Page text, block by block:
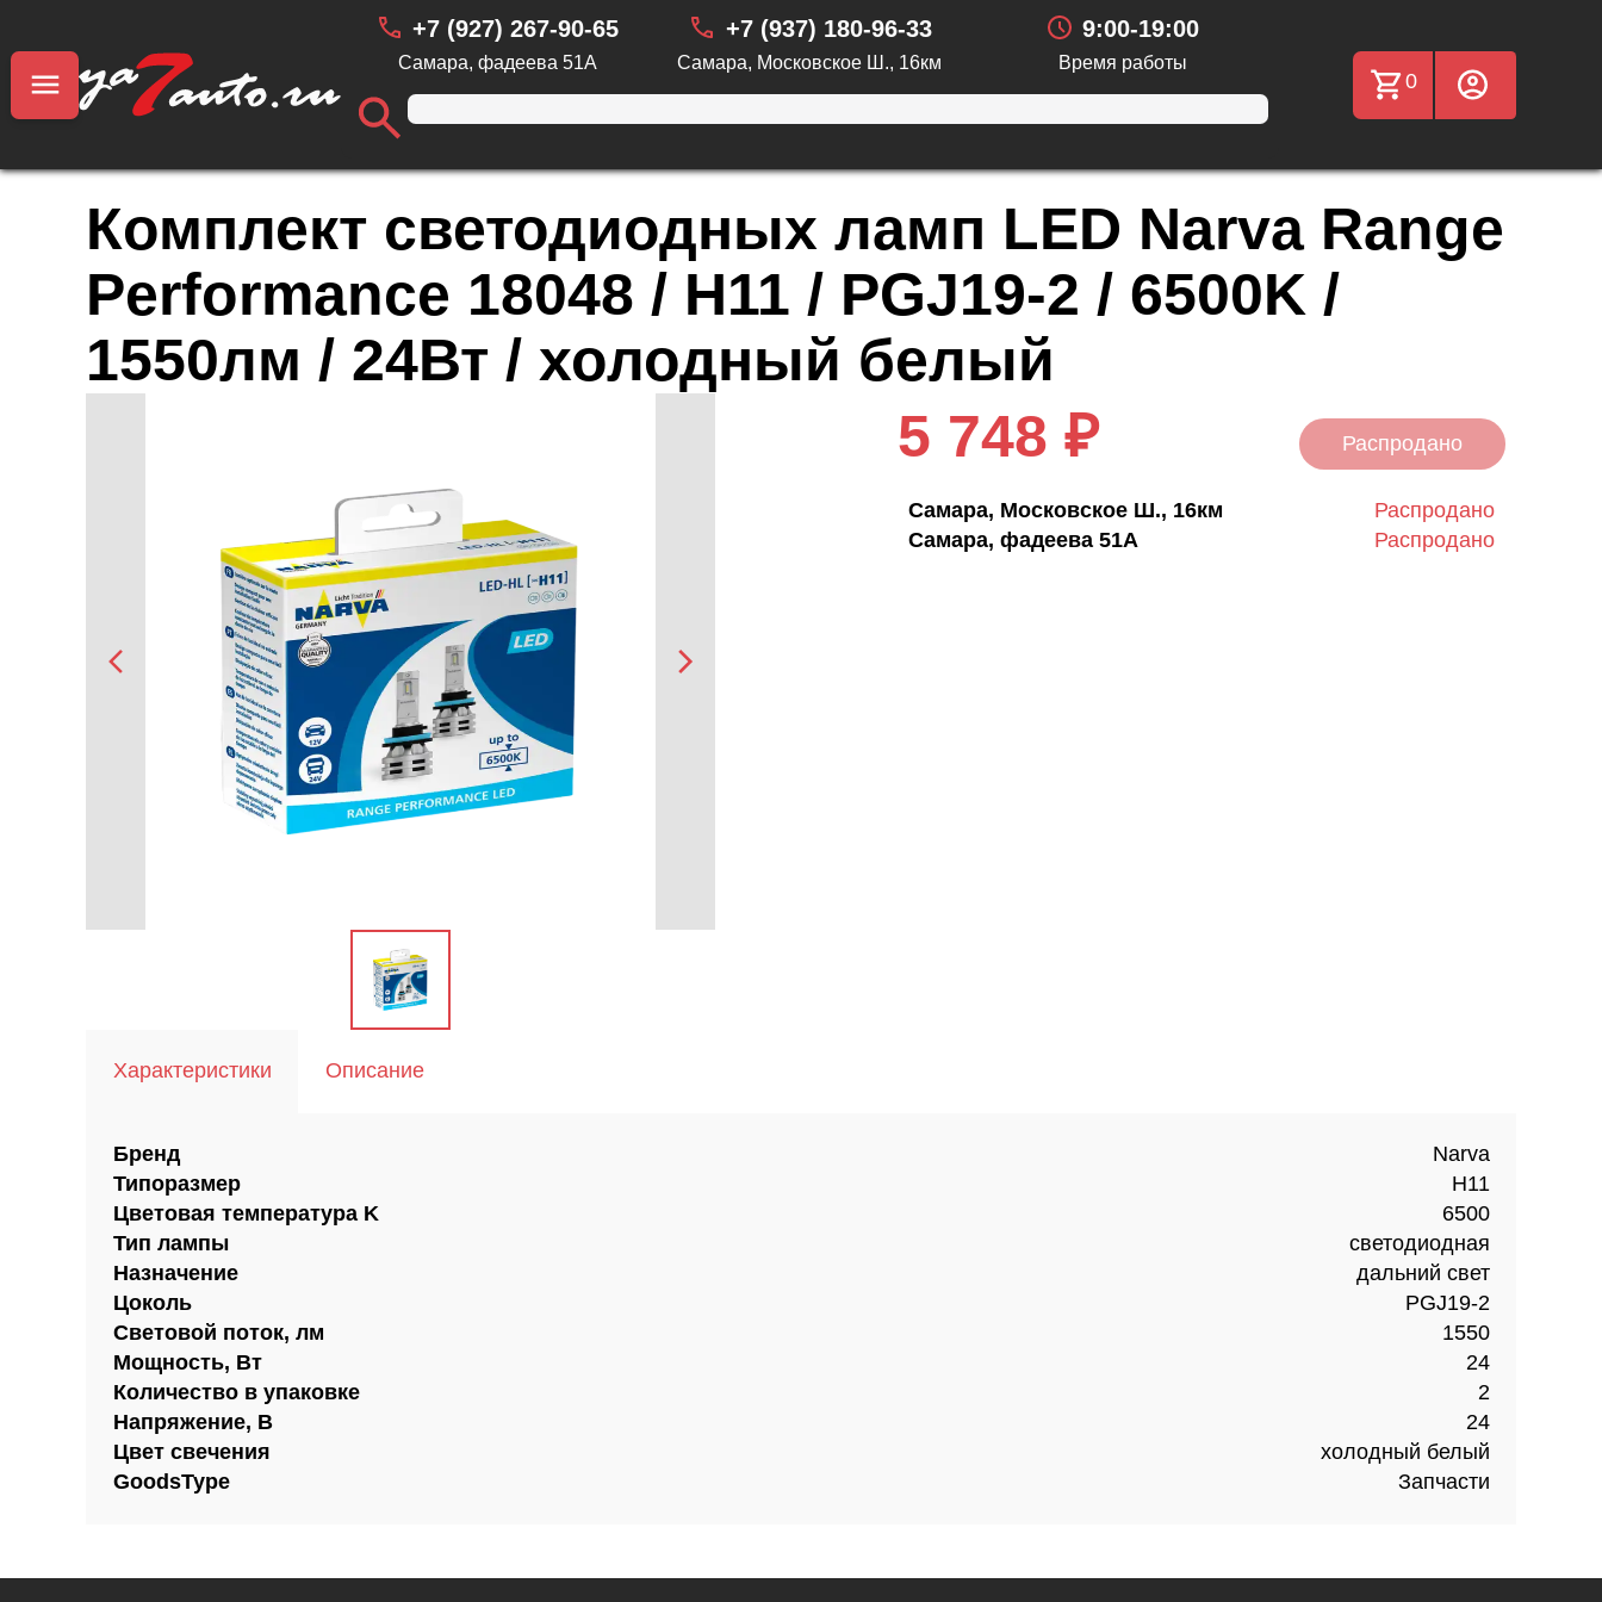
+7 (927) 267-90-65
Самара, фадеева 51А
+7 (937) 180-96-33
Самара, Московское Ш., 16км
9:00-19:00
Время работы
0
Комплект светодиодных ламп LED Narva Range
Performance 18048 / H11 / PGJ19-2 / 6500K /
1550лм / 24Вт / холодный белый
5 748 ₽
Распродано
Самара, Московское Ш., 16км
Распродано
Самара, фадеева 51А
Распродано
Характеристики Описание
Бренд
Narva
Типоразмер
H11
Цветовая температура K
6500
Тип лампы
светодиодная
Назначение
дальний свет
Цоколь
PGJ19-2
Световой поток, лм
1550
Мощность, Вт
24
Количество в упаковке
2
Напряжение, В
24
Цвет свечения
холодный белый
GoodsType
Запчасти